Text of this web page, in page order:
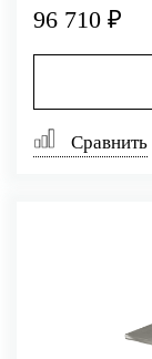
96 710 ₽
Сравнить